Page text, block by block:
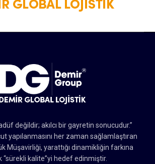
değildir; akılcı bir gayretin sonucudur.”
yapılanmasını her zaman sağlamlaştıran
Müşavirliği, yarattığı dinamikliğin farkına
“sürekli kalite”yi hedef edinmiştir.